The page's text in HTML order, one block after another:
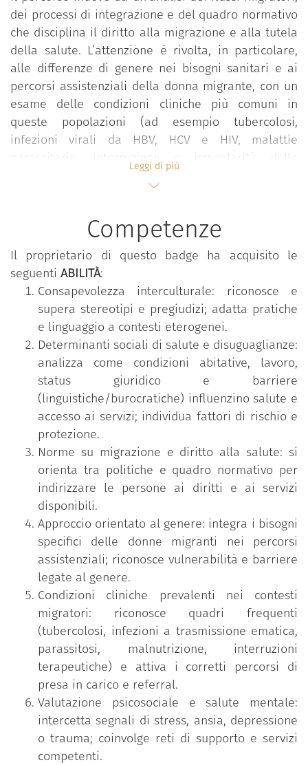
dei processi di integrazione e del quadro normativo
che disciplina il diritto alla migrazione e alla tutela
della salute. L’attenzione è rivolta, in particolare,
alle differenze di genere nei bisogni sanitari e ai
percorsi assistenziali della donna migrante, con un
esame delle condizioni cliniche più comuni in
queste popolazioni (ad esempio tubercolosi,
infezioni virali da HBV, HCV e HIV, malattie
parassitarie, interruzione o irregolarità delle
terapie) e della malnutrizione.
Un secondo asse riguarda le disuguaglianze sociali
e le barriere strutturali che ostacolano l’accesso ai
servizi: lingua, burocrazia, status giuridico,
discriminazioni, sfruttamento lavorativo, condizioni
abitative precari e reti sociali fragili. Il corso mette
in luce come tali fattori, insieme ai percorsi
migratori irregolari spesso affrontati in assenza di
adeguate condizioni di sicurezza, aumentino la
vulnerabilità e possano alimentare un circolo di
marginalizzazione e povertà anche nei Paesi di
arrivo.
Viene inoltre approfondito l’impatto psicologico
dell’esperienza migratoria: stress, ansia,
depressione, isolamento e possibili traumi legati a
perdite, instabilità, violenze o difficoltà di
inserimento, con ricadute sulla salute mentale e sul
benessere complessivo.
Al termine, i/le partecipanti sapranno riconoscere
fattori di rischio e di protezione, orientarsi tra
politiche e norme che regolano l’accesso alle cure e
ai diritti sociali, e promuovere approcci alla cura
culturalmente e linguisticamente adeguati. Saranno
fornite basi sui principali quadri clinici e, ove
rilevante, sugli aspetti diagnostico‑terapeutici,
sempre all’interno di una prospettiva fondata su
equità e diritti.
Leggi di più
Competenze
Il proprietario di questo badge ha acquisito le
seguenti ABILITÀ:
Consapevolezza interculturale: riconosce e
supera stereotipi e pregiudizi; adatta pratiche
e linguaggio a contesti eterogenei.
Determinanti sociali di salute e disuguaglianze:
analizza come condizioni abitative, lavoro,
status giuridico e barriere
(linguistiche/burocratiche) influenzino salute e
accesso ai servizi; individua fattori di rischio e
protezione.
Norme su migrazione e diritto alla salute: si
orienta tra politiche e quadro normativo per
indirizzare le persone ai diritti e ai servizi
disponibili.
Approccio orientato al genere: integra i bisogni
specifici delle donne migranti nei percorsi
assistenziali; riconosce vulnerabilità e barriere
legate al genere.
Condizioni cliniche prevalenti nei contesti
migratori: riconosce quadri frequenti
(tubercolosi, infezioni a trasmissione ematica,
parassitosi, malnutrizione, interruzioni
terapeutiche) e attiva i corretti percorsi di
presa in carico e referral.
Valutazione psicosociale e salute mentale:
intercetta segnali di stress, ansia, depressione
o trauma; coinvolge reti di supporto e servizi
competenti.